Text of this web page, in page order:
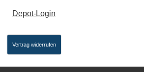
Depot-Login
Vertrag widerrufen